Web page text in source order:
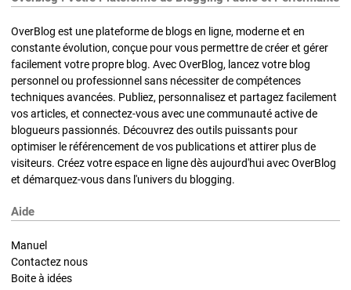
OverBlog est une plateforme de blogs en ligne, moderne et en
constante évolution, conçue pour vous permettre de créer et gérer
facilement votre propre blog. Avec OverBlog, lancez votre blog
personnel ou professionnel sans nécessiter de compétences
techniques avancées. Publiez, personnalisez et partagez facilement
vos articles, et connectez-vous avec une communauté active de
blogueurs passionnés. Découvrez des outils puissants pour
optimiser le référencement de vos publications et attirer plus de
visiteurs. Créez votre espace en ligne dès aujourd'hui avec OverBlog
et démarquez-vous dans l'univers du blogging.
Aide
Manuel
Contactez nous
Boite à idées